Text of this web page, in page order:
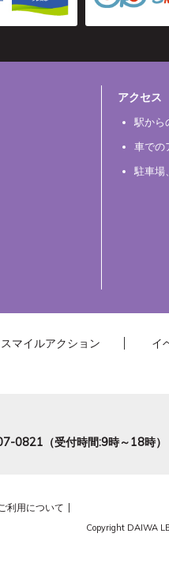
アクセス
駅から
車での
駐車場
スマイルアクション
イ
0821（受付時間:9時～18時）
利用について
Copyright DAIWA